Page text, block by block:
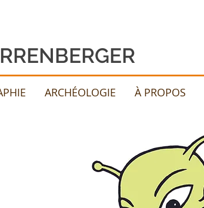
ARCHÉOLOGIE À PROPOS